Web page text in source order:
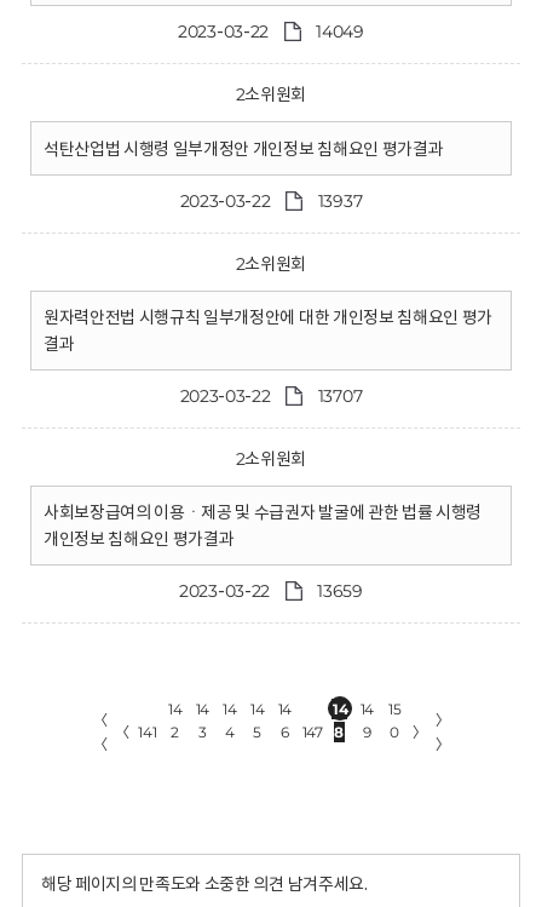
2023-03-22 14049
2소위원회
석탄산업법 시행령 일부개정안 개인정보 침해요인 평가결과
2023-03-22 13937
2소위원회
원자력안전법 시행규칙 일부개정안에 대한 개인정보 침해요인 평가
결과
2023-03-22 13707
2소위원회
사회보장급여의 이용ㆍ제공 및 수급권자 발굴에 관한 법률 시행령
개인정보 침해요인 평가결과
2023-03-22 13659
〈
〈
〈 141
14
2
14
3
14
4
14
5
14
6
147
14
8
14
9
15
0
〉
〉
〉
해당 페이지의 만족도와 소중한 의견 남겨주세요.